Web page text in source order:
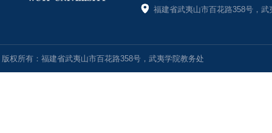
福建省武夷山市百花路358号，武
版权所有：福建省武夷山市百花路358号，武夷学院教务处